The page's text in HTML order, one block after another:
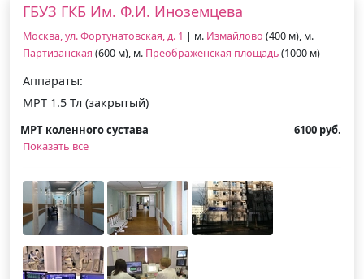
ГБУЗ ГКБ Им. Ф.И. Иноземцева
Москва, ул. Фортунатовская, д. 1 | м. Измайлово (400 м), м.
Партизанская (600 м), м. Преображенская площадь(1000 м)
Аппараты:
МРТ 1.5 Тл (закрытый)
МРТ коленного сустава
6100 руб.
Показать все